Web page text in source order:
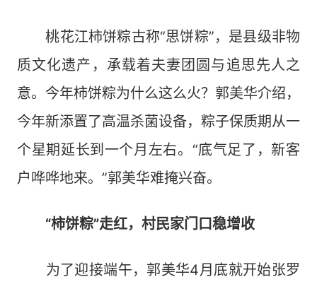
桃花江柿饼粽古称“思饼粽”，是县级非物
质文化遗产，承载着夫妻团圆与追思先人之
意。今年柿饼粽为什么这么火？郭美华介绍，
今年新添置了高温杀菌设备，粽子保质期从一
个星期延长到一个月左右。“底气足了，新客
户哗哗地来。”郭美华难掩兴奋。
“柿饼粽”走红，村民家门口稳增收
为了迎接端午，郭美华4月底就开始张罗